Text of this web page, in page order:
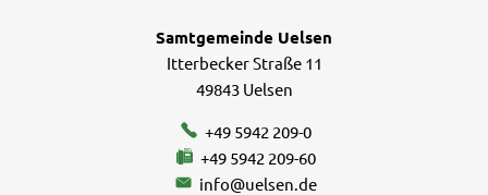
Samtgemeinde Uelsen
Itterbecker Straße 11
49843 Uelsen
+49 5942 209-0
+49 5942 209-60
info@uelsen.de